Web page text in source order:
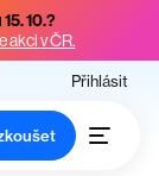
10.?
akci v ČR.
Přihlásit